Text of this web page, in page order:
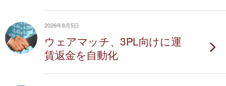
2026年8月5日
ウェアマッチ、3PL向けに運
賃返金を自動化